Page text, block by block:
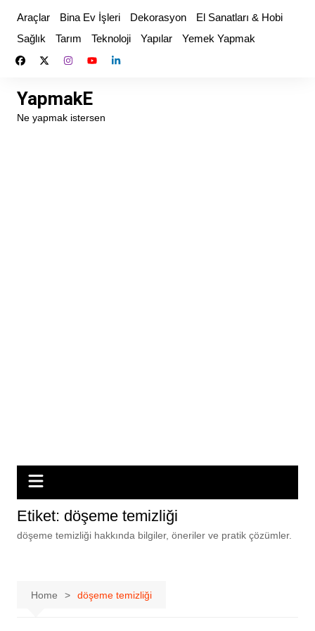
content
Araçlar Bina Ev İşleri Dekorasyon
El Sanatları & Hobi
Sağlık
Tarım Teknoloji Yapılar Yemek Yapmak
YapmakE
Ne yapmak istersen
Etiket: döşeme temizliği
döşeme temizliği hakkında bilgiler, öneriler ve pratik çözümler.
Home döşeme temizliği